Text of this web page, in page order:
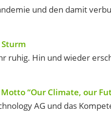
und den damit
ruhig. Hin und wieder
“Our Climate, our
AG und das